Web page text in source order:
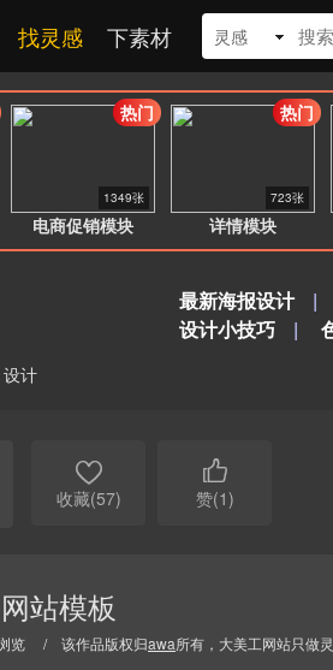
找灵感 下素材 灵感
电商促销模块
1349张
热门
详情模块
723张
热门
最新海报设计
|
设计小技巧
|
设计

收藏(57)

赞(1)
站模板
览 / 该作品版权归awa所有，大美工网站只做